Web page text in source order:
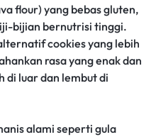
flour) yang bebas gluten,
bijian bernutrisi tinggi.
cookies yang lebih
rasa yang enak dan
di luar dan lembut di
alami seperti gula